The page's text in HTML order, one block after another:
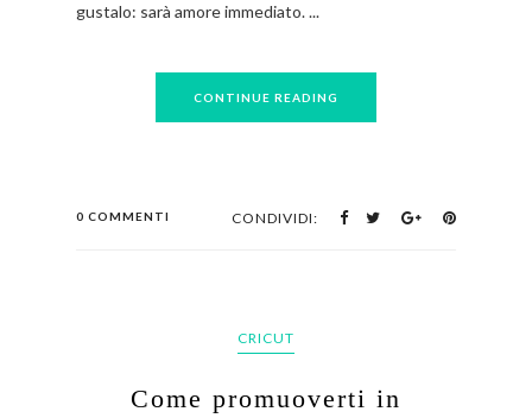
gustalo: sarà amore immediato. ...
CONTINUE READING
0 COMMENTI CONDIVIDI:
CRICUT
Come promuoverti in